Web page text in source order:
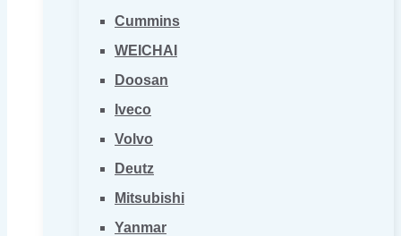
Cummins
WEICHAI
Doosan
Iveco
Volvo
Deutz
Mitsubishi
Yanmar